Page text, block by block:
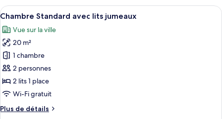
type
de
Chambre
Familiale
(Economy)
Afficher
toutes
les
photos
pour
ce
type
de
chambre :
Chambre
Une chambre d’hôtel avec un
13
Chambre Standard avec lits jumeaux
Vue sur la ville
20 m²
1 chambre
2 personnes
2 lits 1 place
Wi-Fi gratuit
Plus de détails
Plus